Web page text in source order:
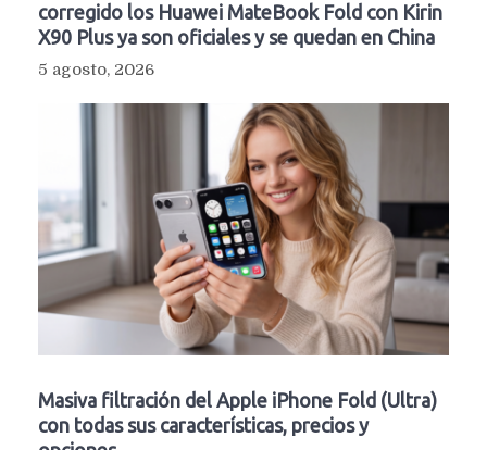
corregido los Huawei MateBook Fold con Kirin
X90 Plus ya son oficiales y se quedan en China
5 agosto, 2026
Masiva filtración del Apple iPhone Fold (Ultra)
con todas sus características, precios y